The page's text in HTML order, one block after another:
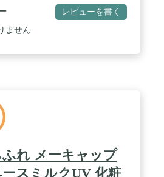
レビューを書く
ません
ふれ メーキャップ
スミルクUV 化粧